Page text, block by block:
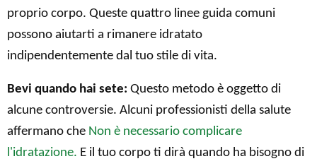
proprio corpo. Queste quattro linee guida comuni
possono aiutarti a rimanere idratato
indipendentemente dal tuo stile di vita.
Bevi quando hai sete: Questo metodo è oggetto di
alcune controversie. Alcuni professionisti della salute
affermano che Non è necessario complicare
l'idratazione. E il tuo corpo ti dirà quando ha bisogno di